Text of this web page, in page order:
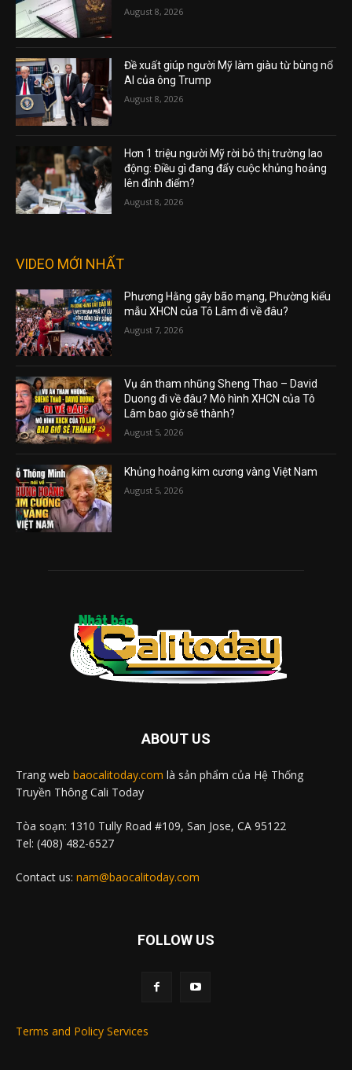
August 8, 2026
Đề xuất giúp người Mỹ làm giàu từ bùng nổ
AI của ông Trump
August 8, 2026
Hơn 1 triệu người Mỹ rời bỏ thị trường lao
động: Điều gì đang đẩy cuộc khủng hoảng
lên đỉnh điểm?
August 8, 2026
VIDEO MỚI NHẤT
Phương Hằng gây bão mạng, Phường kiểu
mẫu XHCN của Tô Lâm đi về đâu?
August 7, 2026
Vụ án tham nhũng Sheng Thao – David
Duong đi về đâu? Mô hình XHCN của Tô
Lâm bao giờ sẽ thành?
August 5, 2026
Khủng hoảng kim cương vàng Việt Nam
August 5, 2026
ABOUT US
Trang web baocalitoday.com là sản phẩm của Hệ Thống
Truyền Thông Cali Today
Tòa soạn: 1310 Tully Road #109, San Jose, CA 95122
Tel: (408) 482-6527
Contact us: nam@baocalitoday.com
FOLLOW US
Terms and Policy Services